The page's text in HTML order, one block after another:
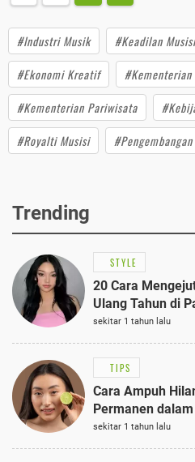
#Industri Musik #Keadilan Musisi
#Ekonomi Kreatif
#Kementerian
#Kementerian Pariwisata
#Royalti Musisi
Trending
STYLE
20 Cara
Ulang Tahun di
Anggun dengan
sekitar 1 tahun lalu
TIPS
Cara Ampuh
Permanen
sekitar 1 tahun lalu